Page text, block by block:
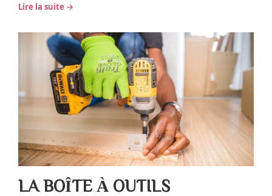
Lire la suite →
LA BOÎTE À OUTILS